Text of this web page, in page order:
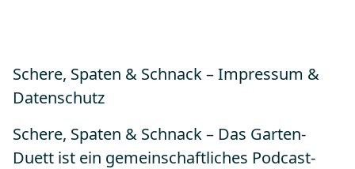
Schere, Spaten & Schnack – Impressum &
Datenschutz
Schere, Spaten & Schnack – Das Garten-
Duett ist ein gemeinschaftliches Podcast-